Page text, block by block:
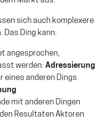
sich auch komplexere
Das Ding kann:
angesprochen,
werden: Adressierung
eines anderen Dings
mit anderen Dingen
Resultaten Aktoren